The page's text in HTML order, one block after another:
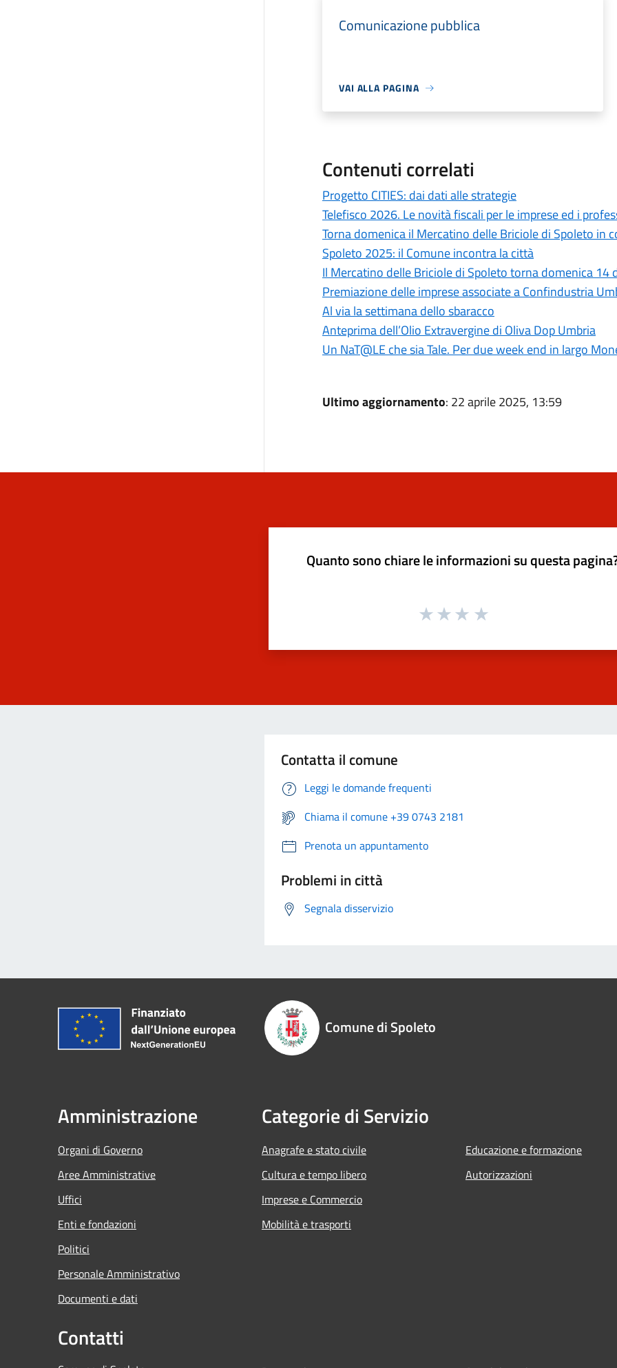
Comunicazione pubblica
VAI ALLA PAGINA
Contenuti correlati
Progetto CITIES: dai dati alle strategie
Telefisco 2026. Le novità fiscali per le imprese ed i
Torna domenica il Mercatino delle Briciole di Spoleto in
Spoleto 2025: il Comune incontra la città
Il Mercatino delle Briciole di Spoleto torna domenica 14
Premiazione delle imprese associate a Confindustria
Al via la settimana dello sbaracco
Anteprima dell’Olio Extravergine di Oliva Dop Umbria
Un NaT@LE che sia Tale. Per due week end in largo
Ultimo aggiornamento: 22 aprile 2025, 13:59
Quanto sono chiare le informazioni su questa
Contatta il comune
Leggi le domande frequenti
Chiama il comune +39 0743 2181
Prenota un appuntamento
Problemi in città
Segnala disservizio
Comune di Spoleto
Amministrazione
Organi di Governo
Aree Amministrative
Uffici
Enti e fondazioni
Politici
Personale Amministrativo
Documenti e dati
Categorie di Servizio
Anagrafe e stato civile
Cultura e tempo libero
Imprese e Commercio
Mobilità e trasporti
Educazione e formazione
Autorizzazioni
Contatti